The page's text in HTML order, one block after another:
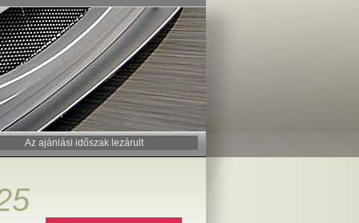
Az ajánlási időszak lezárult